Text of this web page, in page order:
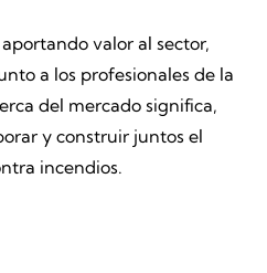
valor al sector,
a los profesionales de la
del mercado significa,
y construir juntos el
incendios.